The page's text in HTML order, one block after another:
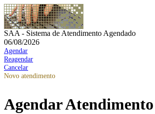
SAA - Sistema de Atendimento Agendado
06/08/2026
Agendar
Reagendar
Cancelar
Novo atendimento
Agendar Atendimento